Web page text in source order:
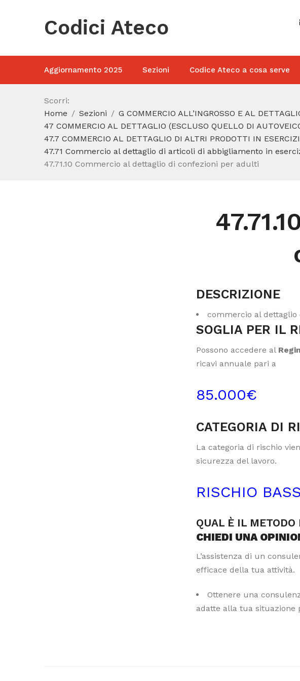
Codici Ateco
Aggiornamento 2025 Sezioni Codice Ateco a cosa serve
Scorri:
Home
Sezioni
G COMMERCIO ALL’INGROSSO E AL
47 COMMERCIO AL DETTAGLIO (ESCLUSO QUELLO DI
47.7 COMMERCIO AL DETTAGLIO DI ALTRI PRODOTTI IN
47.71 Commercio al dettaglio di articoli di abbigliamento in
47.71.10 Commercio al dettaglio di confezioni per adulti
DESCRIZIONE
commercio al
SOGLIA PER IL
Possono accedere al
ricavi annuale pari a
85.000€
CATEGORIA DI
La categoria di rischio
sicurezza del lavoro.
RISCHIO
QUAL È IL METODO
CHIEDI UNA
L’assistenza di un
efficace della tua attività.
Ottenere una
adatte alla tua situazione